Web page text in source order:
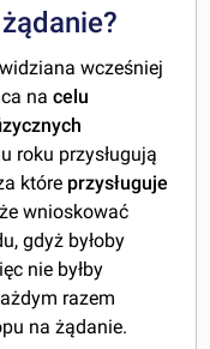
wcześniej
nacelu
roku przysługują
które przysługuje
wnioskować
gdyż byłoby
nie byłby
razem
na żądanie.